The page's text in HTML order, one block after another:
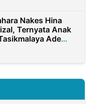
Nakes Hina
Ternyata Anak
Ade